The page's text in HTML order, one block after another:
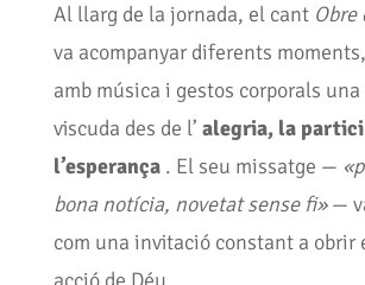
Al llarg de la jornada, el cant
va acompanyar diferents
amb música i gestos corporals
viscuda des de l’ alegria, la
l’esperança. El seu missatge —
bona notícia, novetat sense fi»—
com una invitació constant a obrir